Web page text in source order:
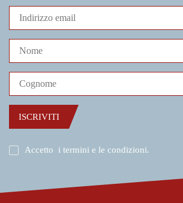
ISCRIVITI
Accetto i termini e le condizioni.